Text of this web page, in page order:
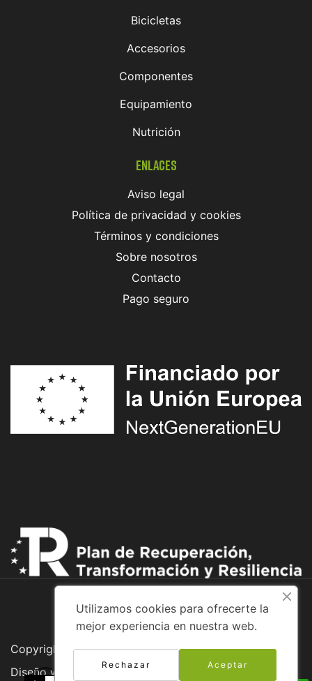
Bicicletas
Accesorios
Componentes
Equipamiento
Nutrición
Enlaces
Aviso legal
Política de privacidad y cookies
Términos y condiciones
Sobre nosotros
Contacto
Pago seguro
Copyright © 2026 Adventure Bike
Diseño web:
Utilizamos cookies para ofrecerte la
mejor experiencia en nuestra web.
Aceptar
Rechazar